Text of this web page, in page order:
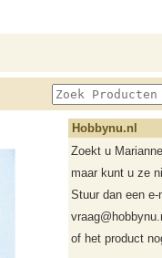
Hobbynu.nl
Zoekt u
maar kunt u ze
Stuur dan een e-
of het product